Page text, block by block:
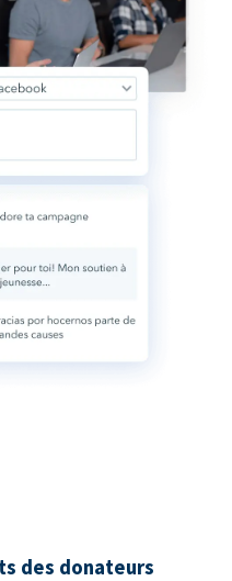
des donateurs